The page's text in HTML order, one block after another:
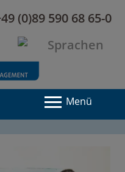
(0)89 590 68 65-0
Menü